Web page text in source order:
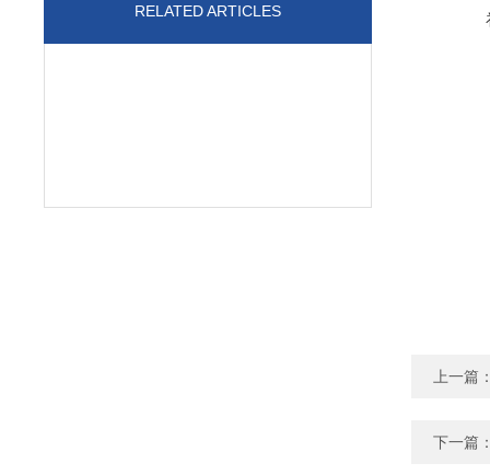
RELATED ARTICLES
上一篇
下一篇